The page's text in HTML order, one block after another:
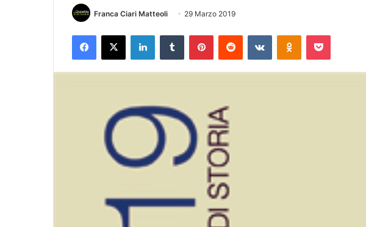
Franca Ciari Matteoli 29 Marzo 2019